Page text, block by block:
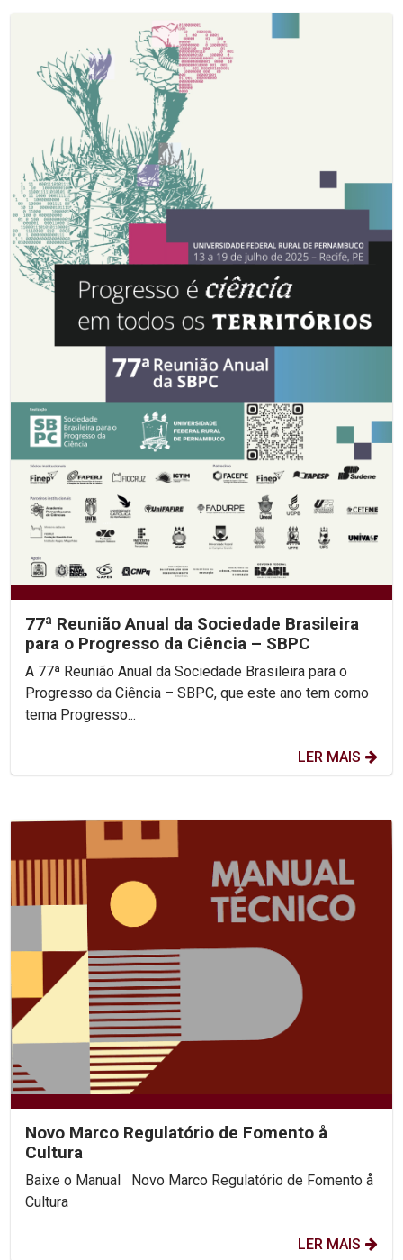
77ª Reunião Anual da Sociedade Brasileira
para o Progresso da Ciência – SBPC
A 77ª Reunião Anual da Sociedade Brasileira para o
Progresso da Ciência – SBPC, que este ano tem como
tema Progresso...
LER MAIS
Novo Marco Regulatório de Fomento å
Cultura
Baixe o Manual Novo Marco Regulatório de Fomento å
Cultura
LER MAIS